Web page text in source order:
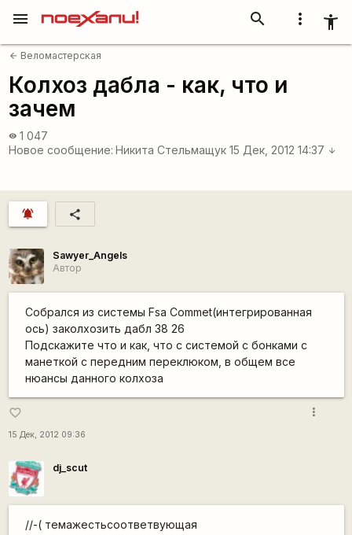
more_vert accessibility_new
search
menu
arrow_back Веломастерская
Колхоз дабла - как, что и
зачем
visibility 1 047
Новое сообщение: Никита Стельмащук 15 Дек, 2012 14:37 arrow_downward
notifications_active share
Sawyer_Angels
Автор
Собрался из системы Fsa Commet(интегрированная
ось) заколхозить дабл 38 26
Подскажите что и как, что с системой с бонками с
манеткой с передним переклюком, в общем все
нюансы данного колхоза
favorite_border
15 Дек, 2012 09:36
more_vert
dj_scut
//-( темажестьсоответвующая